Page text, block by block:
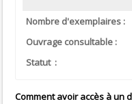
Nombre d'exemplaires :
Ouvrage consultable :
Statut :
Comment avoir accès à un